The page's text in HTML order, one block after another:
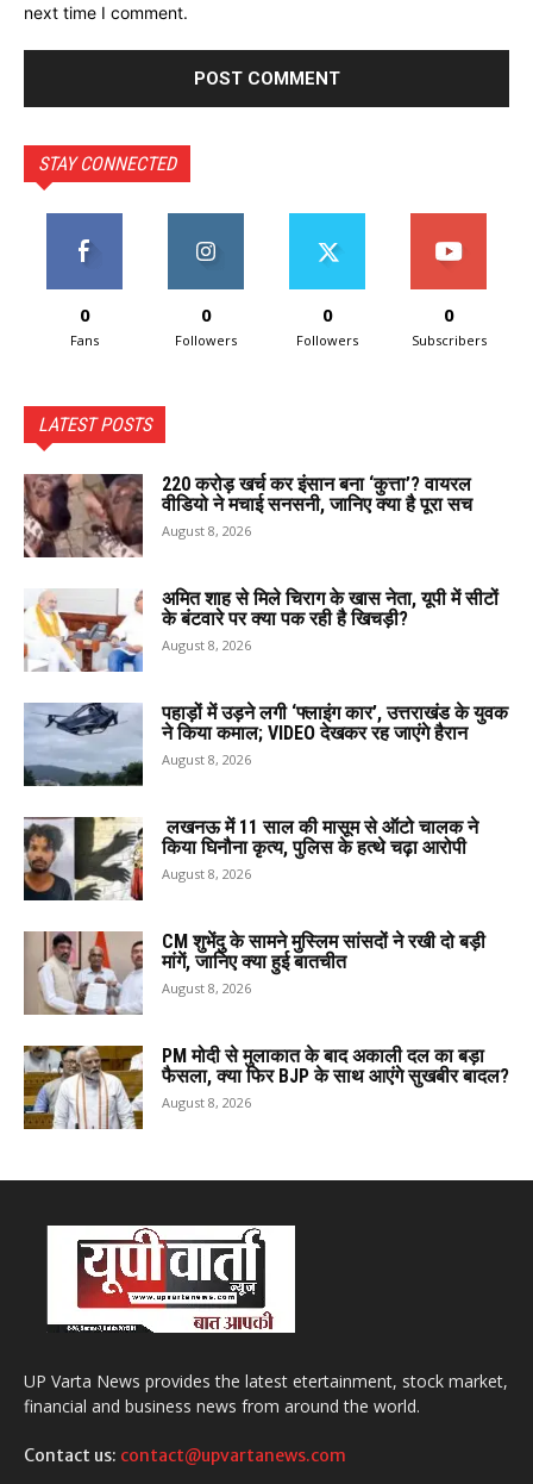
next time I comment.
STAY CONNECTED
0
Fans
0
Followers
0
Followers
0
Subscribers
LATEST POSTS
220 करोड़ खर्च कर इंसान बना ‘कुत्ता’? वायरल
वीडियो ने मचाई सनसनी, जानिए क्या है पूरा सच
August 8, 2026
अमित शाह से मिले चिराग के खास नेता, यूपी में सीटों
के बंटवारे पर क्या पक रही है खिचड़ी?
August 8, 2026
पहाड़ों में उड़ने लगी ‘फ्लाइंग कार’, उत्तराखंड के युवक
ने किया कमाल; VIDEO देखकर रह जाएंगे हैरान
August 8, 2026
लखनऊ में 11 साल की मासूम से ऑटो चालक ने
किया घिनौना कृत्य, पुलिस के हत्थे चढ़ा आरोपी
August 8, 2026
CM शुभेंदु के सामने मुस्लिम सांसदों ने रखी दो बड़ी
मांगें, जानिए क्या हुई बातचीत
August 8, 2026
PM मोदी से मुलाकात के बाद अकाली दल का बड़ा
फैसला, क्या फिर BJP के साथ आएंगे सुखबीर बादल?
August 8, 2026
UP Varta News provides the latest etertainment, stock market,
financial and business news from around the world.
Contact us: contact@upvartanews.com